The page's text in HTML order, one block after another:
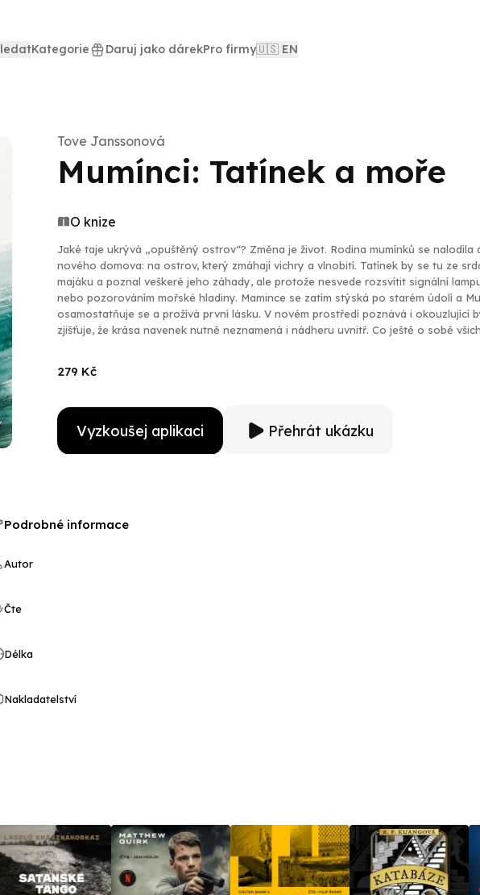
Kategorie Daruj jako dárekPro firmy🇺🇸 EN
Tove Janssonová
Mumínci: Tatínek a moře
O knize
Jaké taje ukrývá „opuštěný ostrov“? Změna je život. Rodina mumínků se nalodila
nového domova: na ostrov, který zmáhají vichry a vlnobití. Tatínek by se tu ze
majáku a poznal veškeré jeho záhady, ale protože nesvede rozsvítit signální
nebo pozorováním mořské hladiny. Mamince se zatím stýská po starém údolí a
osamostatňuje se a prožívá první lásku. V novém prostředí poznává i okouzlující
zjišťuje, že krása navenek nutně neznamená i nádheru uvnitř. Co ještě o sobě
279 Kč
Vyzkoušej aplikaci Přehrát ukázku
Podrobné informace
Autor
Čte
Délka
Nakladatelství